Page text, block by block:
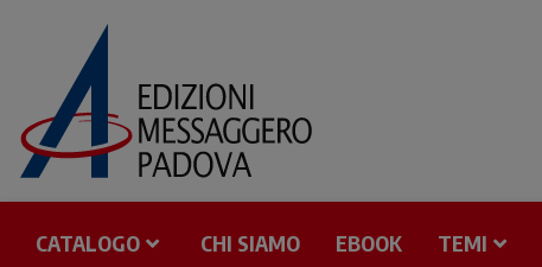
CATALOGO CHI SIAMO EBOOK TEMI